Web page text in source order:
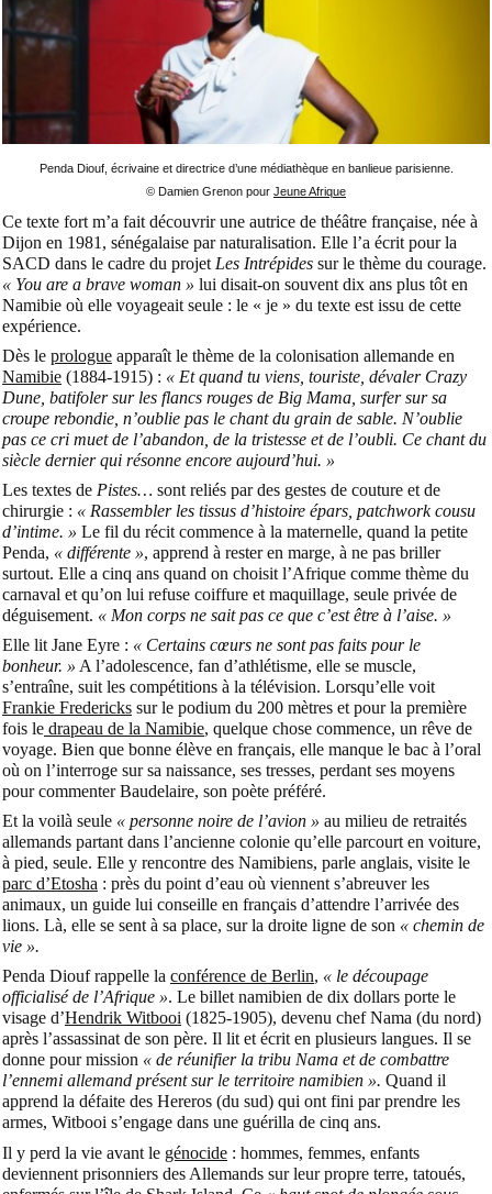
Penda Diouf, écrivaine et directrice d’une médiathèque en banlieue parisienne.
© Damien Grenon pour Jeune Afrique
Ce texte fort m’a fait découvrir une autrice de théâtre française, née à
Dijon en 1981, sénégalaise par naturalisation. Elle l’a écrit pour la
SACD dans le cadre du projet Les Intrépides sur le thème du courage.
« You are a brave woman » lui disait-on souvent dix ans plus tôt en
Namibie où elle voyageait seule : le « je » du texte est issu de cette
expérience.
Dès le prologue apparaît le thème de la colonisation allemande en
Namibie (1884-1915) : « Et quand tu viens, touriste, dévaler Crazy
Dune, batifoler sur les flancs rouges de Big Mama, surfer sur sa
croupe rebondie, n’oublie pas le chant du grain de sable. N’oublie
pas ce cri muet de l’abandon, de la tristesse et de l’oubli. Ce chant du
siècle dernier qui résonne encore aujourd’hui. »
Les textes de Pistes… sont reliés par des gestes de couture et de
chirurgie : « Rassembler les tissus d’histoire épars, patchwork cousu
d’intime. » Le fil du récit commence à la maternelle, quand la petite
Penda, « différente », apprend à rester en marge, à ne pas briller
surtout. Elle a cinq ans quand on choisit l’Afrique comme thème du
carnaval et qu’on lui refuse coiffure et maquillage, seule privée de
déguisement. « Mon corps ne sait pas ce que c’est être à l’aise. »
Elle lit Jane Eyre : « Certains cœurs ne sont pas faits pour le
bonheur. » A l’adolescence, fan d’athlétisme, elle se muscle,
s’entraîne, suit les compétitions à la télévision. Lorsqu’elle voit
Frankie Fredericks sur le podium du 200 mètres et pour la première
fois le drapeau de la Namibie, quelque chose commence, un rêve de
voyage. Bien que bonne élève en français, elle manque le bac à l’oral
où on l’interroge sur sa naissance, ses tresses, perdant ses moyens
pour commenter Baudelaire, son poète préféré.
Et la voilà seule « personne noire de l’avion » au milieu de retraités
allemands partant dans l’ancienne colonie qu’elle parcourt en voiture,
à pied, seule. Elle y rencontre des Namibiens, parle anglais, visite le
parc d’Etosha : près du point d’eau où viennent s’abreuver les
animaux, un guide lui conseille en français d’attendre l’arrivée des
lions. Là, elle se sent à sa place, sur la droite ligne de son « chemin de
vie ».
Penda Diouf rappelle la conférence de Berlin, « le découpage
officialisé de l’Afrique ». Le billet namibien de dix dollars porte le
visage d’Hendrik Witbooi (1825-1905), devenu chef Nama (du nord)
après l’assassinat de son père. Il lit et écrit en plusieurs langues. Il se
donne pour mission « de réunifier la tribu Nama et de combattre
l’ennemi allemand présent sur le territoire namibien ». Quand il
apprend la défaite des Hereros (du sud) qui ont fini par prendre les
armes, Witbooi s’engage dans une guérilla de cinq ans.
Il y perd la vie avant le génocide : hommes, femmes, enfants
deviennent prisonniers des Allemands sur leur propre terre, tatoués,